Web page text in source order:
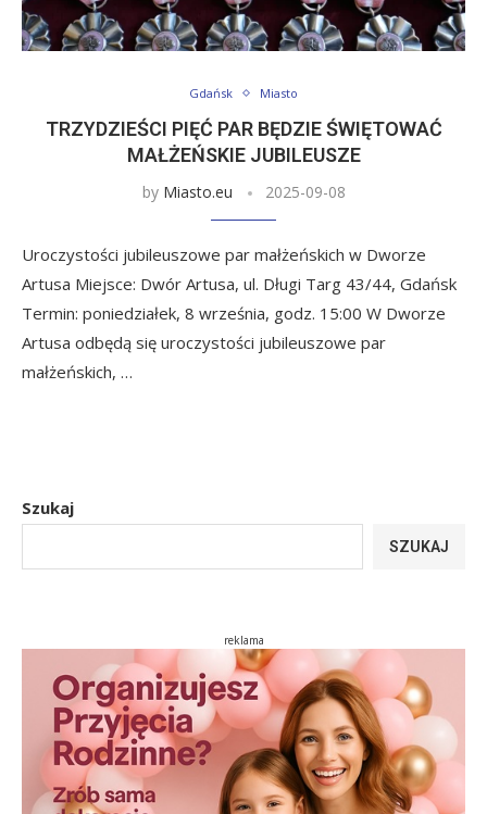
Gdańsk Miasto
TRZYDZIEŚCI PIĘĆ PAR BĘDZIE ŚWIĘTOWAĆ
MAŁŻEŃSKIE JUBILEUSZE
by Miasto.eu 2025-09-08
Uroczystości jubileuszowe par małżeńskich w Dworze
Artusa Miejsce: Dwór Artusa, ul. Długi Targ 43/44, Gdańsk
Termin: poniedziałek, 8 września, godz. 15:00 W Dworze
Artusa odbędą się uroczystości jubileuszowe par
małżeńskich, …
Szukaj
SZUKAJ
reklama